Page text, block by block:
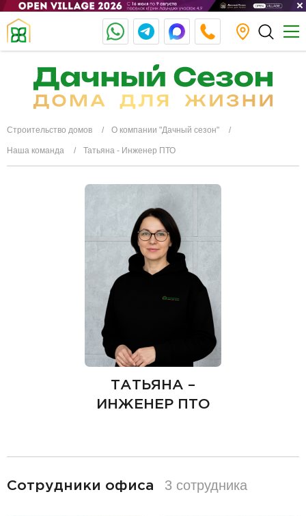
Строительство домов О компании "Дачный сезон"
Наша команда Татьяна - Инженер ПТО
ТАТЬЯНА –
ИНЖЕНЕР ПТО
Сотрудники офиса 3 сотрудника